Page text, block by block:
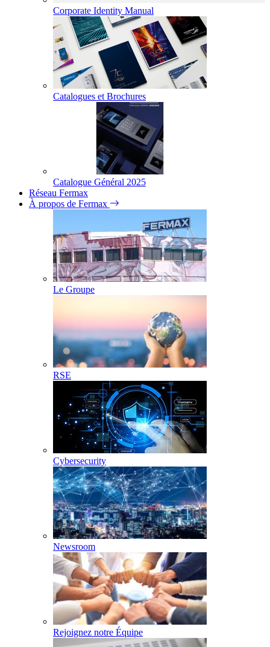
Corporate Identity Manual
Catalogues et Brochures
Catalogue Général 2025
Réseau Fermax
À propos de Fermax
Le Groupe
RSE
Cybersecurity
Newsroom
Rejoignez notre Équipe